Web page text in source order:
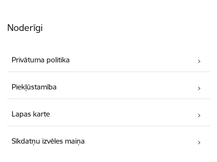
Noderīgi
Privātuma politika
Piekļūstamība
Lapas karte
Sīkdatņu izvēles maiņa